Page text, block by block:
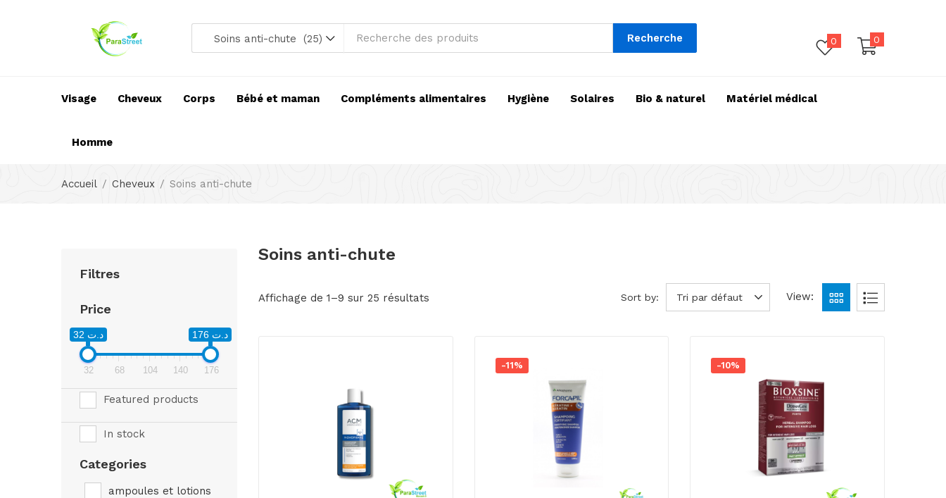
Soins anti-chute (25) Recherche 0 0
Visage Cheveux Corps Bébé et maman Compléments alimentaires Hygiène Solaires Bio & naturel Matériel médical
Homme
Accueil Cheveux Soins anti-chute
Filtres
Price
د.ت 32 د.ت 176
32 68 104 140 176
Featured products
In stock
Categories
ampoules et lotions
Soins anti-chute
Affichage de 1–9 sur 25 résultats Sort by: Tri par défaut View:
-11% -10%